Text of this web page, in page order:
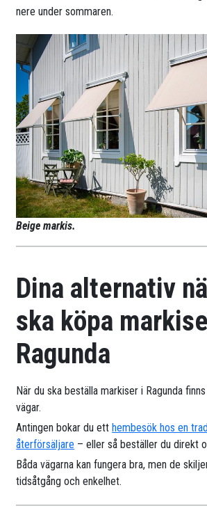
nere under sommaren.
Beige markis.
Dina alternativ
ska köpa
Ragunda
När du ska beställa markiser i Ragunda
vägar.
Antingen bokar du etthembesök hos en
återförsäljare – eller så beställer du direkt
Båda vägarna kan fungera bra, men de
tidsåtgång och enkelhet.